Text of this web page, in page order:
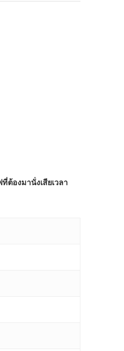
ต้องมานั่งเสียเวลา